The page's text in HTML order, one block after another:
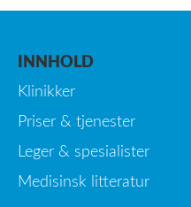
INNHOLD
Klinikker
Priser & tjenester
Leger & spesialister
Medisinsk litteratur